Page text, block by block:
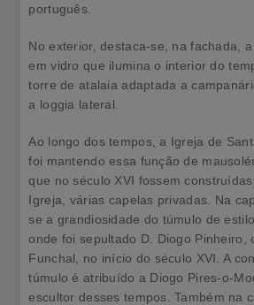
português.
No exterior, destaca-se, na fachada,
em vidro que ilumina o interior do
torre de atalaia adaptada a
a loggia lateral.
Ao longo dos tempos, a Igreja de
foi mantendo essa função de
que no século XVI fossem
Igreja, várias capelas privadas. Na
se a grandiosidade do túmulo de
onde foi sepultado D. Diogo Pinheiro,
Funchal, no início do século XVI. A
túmulo é atribuído a Diogo Pires-o-
escultor desses tempos. Também na